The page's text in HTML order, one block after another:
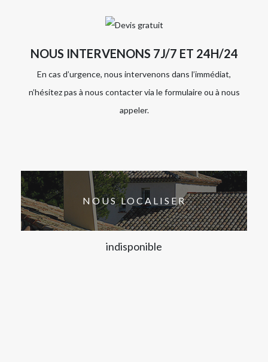
NOUS INTERVENONS 7J/7 ET 24H/24
En cas d’urgence, nous intervenons dans l’immédiat,
n’hésitez pas à nous contacter via le formulaire ou à nous
appeler.
NOUS LOCALISER
indisponible